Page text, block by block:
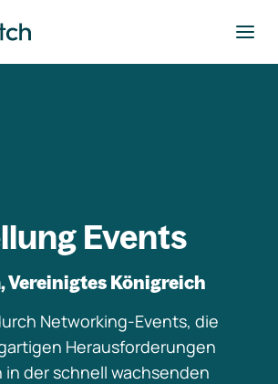
Events
Vereinigtes Königreich
Networking-Events, die
Herausforderungen
in der schnell wachsenden